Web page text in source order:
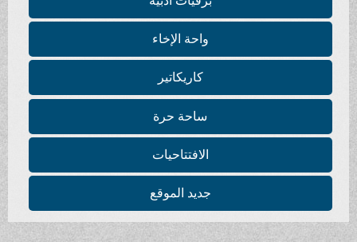
واحة الإخاء
كاريكاتير
ساحة حرة
الافتتاحيات
جديد الموقع